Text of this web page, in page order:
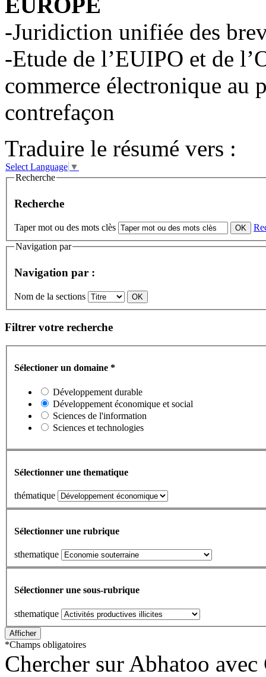
-Juridiction unifiée des
-Etude de l’EUIPO et de
commerce électronique au
contrefaçon
Traduire le résumé vers :
Select Language ▼
Recherche
Recherche
Taper mot ou des mots clès
Navigation par
Navigation par :
Nom de la sections
Filtrer votre recherche
Sélectioner un domaine *
Développement durable
Développement économique et social
Sciences de l'information
Sciences et technologies
Sélectionner une thematique
thématique
Sélectionner une rubrique
sthematique
Sélectionner une sous-rubrique
sthematique
*Champs obligatoires
Chercher sur Abhatoo